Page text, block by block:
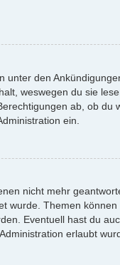
unter den
weswegen du sie
ab, ob du
ein.
nicht mehr
wurde. Themen
Eventuell hast du
erlaubt